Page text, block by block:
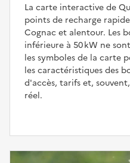
La carte interactive de
points de recharge
Cognac et alentour. Les
inférieure à 50 kW ne
les symboles de la carte
les caractéristiques des
d'accès, tarifs et,
réel.